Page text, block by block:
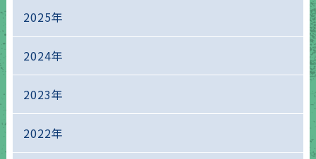
2025年
2024年
2023年
2022年